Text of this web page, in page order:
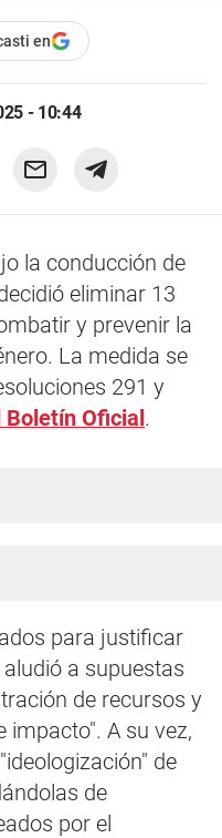
en
- 10:44
la conducción de
eliminar 13
y prevenir la
La medida se
291 y
Oficial .
para justificar
a supuestas
de recursos y
impacto". A su vez,
de
de
por el